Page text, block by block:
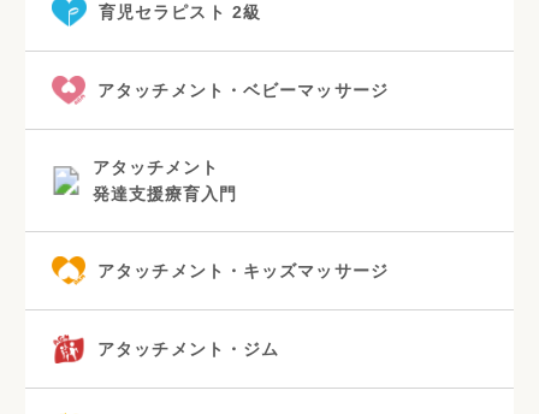
育児セラピスト 2級
アタッチメント・ベビーマッサージ
アタッチメント
発達支援療育入門
アタッチメント・キッズマッサージ
アタッチメント・ジム